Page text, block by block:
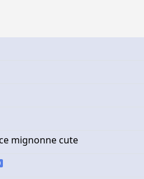
mignonne cute